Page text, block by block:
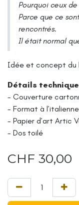
Pourquoi ceux
Parce que ce
rencontrés.
Il était normal
Idée et concept du
Détails
- Couverture
- Format à
- Papier d’art Artic
- Dos toilé
CHF 30,00